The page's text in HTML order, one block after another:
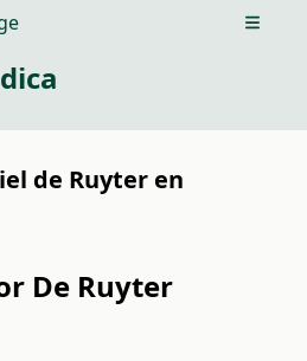
Open
de Ruyter en
De Ruyter